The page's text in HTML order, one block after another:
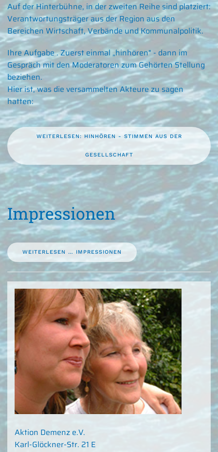
Auf der Hinterbühne, in der zweiten Reihe sind platziert:
Verantwortungsträger aus der Region aus den
Bereichen Wirtschaft, Verbände und Kommunalpolitik.
Ihre Aufgabe . Zuerst einmal „hinhören" - dann im
Gespräch mit den Moderatoren zum Gehörten Stellung
beziehen.
Hier ist, was die versammelten Akteure zu sagen
hatten:
WEITERLESEN: HINHÖREN - STIMMEN AUS DER
GESELLSCHAFT
Impressionen
WEITERLESEN … IMPRESSIONEN
Aktion Demenz e.V.
Karl-Glöckner-Str. 21 E